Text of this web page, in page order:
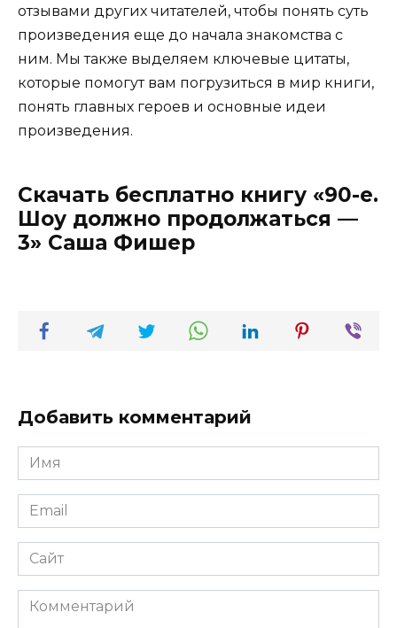
отзывами других читателей, чтобы понять суть
произведения еще до начала знакомства с
ним. Мы также выделяем ключевые цитаты,
которые помогут вам погрузиться в мир книги,
понять главных героев и основные идеи
произведения.
Скачать бесплатно книгу «90-е.
Шоу должно продолжаться —
3» Саша Фишер
Добавить комментарий
Имя
*
Email
*
Сайт
Комментарий